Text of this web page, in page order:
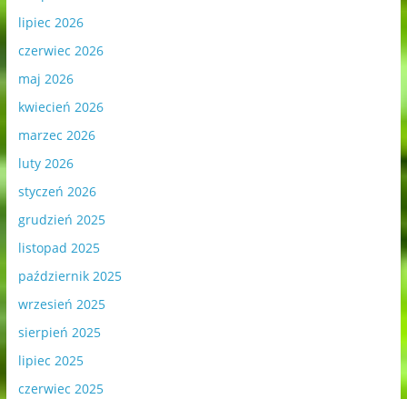
lipiec 2026
czerwiec 2026
maj 2026
kwiecień 2026
marzec 2026
luty 2026
styczeń 2026
grudzień 2025
listopad 2025
październik 2025
wrzesień 2025
sierpień 2025
lipiec 2025
czerwiec 2025